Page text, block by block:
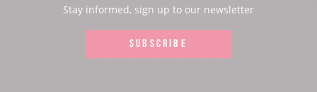
Stay informed, sign up to our newsletter
SUBSCRIBE